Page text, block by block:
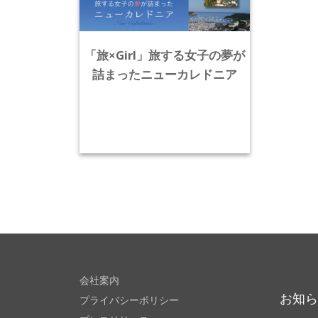
「旅×Girl」旅する女子の夢が
詰まったニューカレドニア
会社案内
プライバシーポリシー
お知